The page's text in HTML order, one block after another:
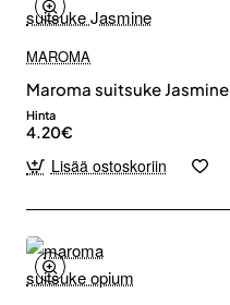
MAROMA
Maroma suitsuke Jasmine
Hinta
4.20€
Lisää ostoskoriin